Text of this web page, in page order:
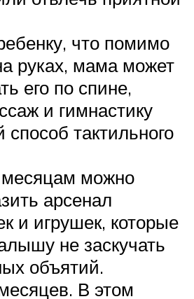
что помимо
руках, мама может
его по спине,
и гимнастику
способ тактильного
можно
арсенал
и игрушек, которые
не заскучать
объятий.
В этом